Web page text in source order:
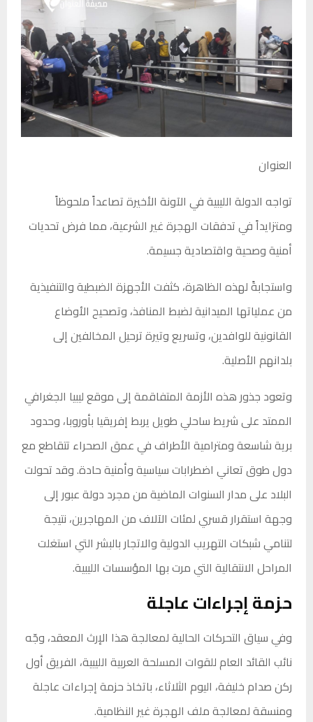
العنوان
تواجه الدولة الليبية في الآونة الأخيرة تصاعداً ملحوظاً
ومتزايداً في تدفقات الهجرة غير الشرعية، مما فرض تحديات
أمنية وصحية واقتصادية جسيمة.
واستجابةً لهذه الظاهرة، كثفت الأجهزة الضبطية والتنفيذية
من عملياتها الميدانية لضبط المنافذ، وتصحيح الأوضاع
القانونية للوافدين، وتسريع وتيرة ترحيل المخالفين إلى
بلدانهم الأصلية.
وتعود جذور هذه الأزمة المتفاقمة إلى موقع ليبيا الجغرافي
الممتد على شريط ساحلي طويل يربط إفريقيا بأوروبا، وحدود
برية شاسعة ومترامية الأطراف في عمق الصحراء تتقاطع مع
دول طوق تعاني اضطرابات سياسية وأمنية حادة. وقد تحولت
البلاد على مدار السنوات الماضية من مجرد دولة عبور إلى
وجهة استقرار قسري لمئات الآلاف من المهاجرين، نتيجة
لتنامي شبكات التهريب الدولية والاتجار بالبشر التي استغلت
المراحل الانتقالية التي مرت بها المؤسسات الليبية.
حزمة إجراءات عاجلة
وفي سياق التحركات الحالية لمعالجة هذا الإرث المعقد، وجّه
نائب القائد العام للقوات المسلحة العربية الليبية، الفريق أول
ركن صدام خليفة، اليوم الثلاثاء، باتخاذ حزمة إجراءات عاجلة
ومنسقة لمعالجة ملف الهجرة غير النظامية.